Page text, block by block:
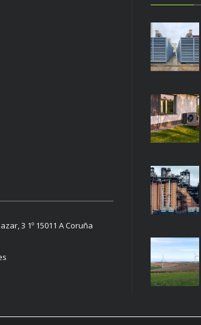
3 1º 15011 A Coruña